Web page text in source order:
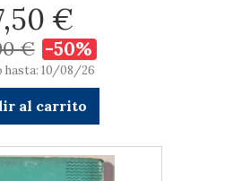
€
€ -50%
hasta: 10/08/26
al carrito